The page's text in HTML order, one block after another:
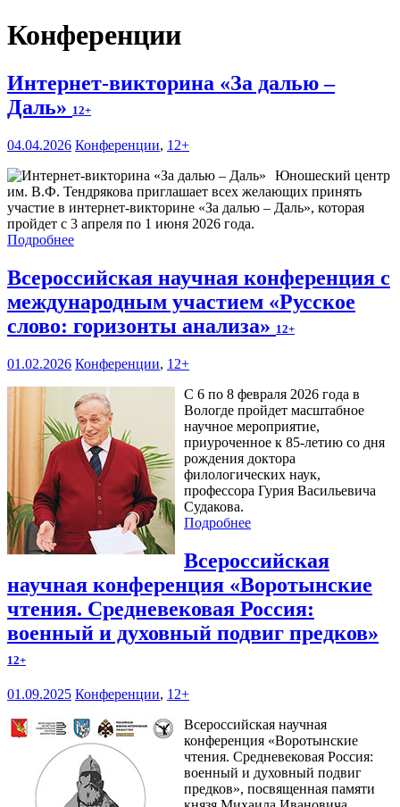
Конференции
Интернет-викторина «За далью –
Даль» 12+
04.04.2026 Конференции, 12+
Юношеский центр
им. В.Ф. Тендрякова приглашает всех желающих принять
участие в интернет-викторине «За далью – Даль», которая
пройдет с 3 апреля по 1 июня 2026 года.
Подробнее
Всероссийская научная конференция с
международным участием «Русское
слово: горизонты анализа» 12+
01.02.2026 Конференции, 12+
С 6 по 8 февраля 2026 года в
Вологде пройдет масштабное
научное мероприятие,
приуроченное к 85-летию со дня
рождения доктора
филологических наук,
профессора Гурия Васильевича
Судакова.
Подробнее
Всероссийская
научная конференция «Воротынские
чтения. Средневековая Россия:
военный и духовный подвиг предков»
12+
01.09.2025 Конференции, 12+
Всероссийская научная
конференция «Воротынские
чтения. Средневековая Россия:
военный и духовный подвиг
предков», посвященная памяти